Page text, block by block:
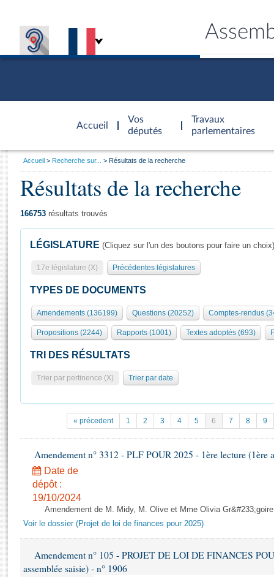
Accueil
d'accueil
Vos
députés
Travaux
parlementaires
Présidence
577 députés
Groupes politiques
Séance publique
Commissions et autres organes
Europe et International
Pétitions
Projets de loi
Propositions de loi
Amendements
Textes adoptés
Rapports d'enquête
Rapports législatifs
Général
Rôle et pouvoirs de l'Assemblée
Organisation de l'Assemblée
Présidence Conférence des Présidents Bureau Collège des
Statistiques et chiffres clés
Documents de référence
( Constitution | Règlement de l'Assemblée ... )
Histoire
Juniors
Anciennes législatures
Liens vers les sites publics
Visiter l'Assemblée
Visite virtuelle du palais Bourbon
Assister à une séance
La Bibliothèque
Contacts et plan d'accès
Photos libres de droit
Vous
Accueil Recherche sur... Résultats de la recherche
Résultats de la recherche
166753 résultats trouvés
LÉGISLATURE (Cliquez sur l'un des boutons pour faire un choix)
17e législature (X) Précédentes législatures
TYPES DE DOCUMENTS
Amendements (136199) Questions (20252) Comptes-rendus
Propositions (2244) Rapports (1001) Textes adoptés (693)
TRI DES RÉSULTATS
Trier par pertinence (X) Trier par date
« précedent 1 2 3 4 5 6 7 8 9
Amendement n° 3312 - PLF POUR 2025 - 1ère lecture (1ère
Date de
dépôt :
19/10/2024
Amendement de M. Midy, M. Olive et Mme Olivia
Voir le dossier (Projet de loi de finances pour 2025)
Amendement n° 105 - PROJET DE LOI DE FINANCES
assemblée saisie) - n° 1906